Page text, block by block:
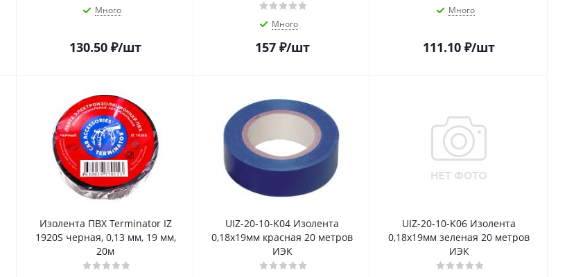
Много
130.50 ₽/шт
Много
157₽/шт
Много
111.10 ₽/шт
Изолента ПВХ Terminator IZ
1920S черная, 0,13 мм, 19 мм,
20м
UIZ-20-10-K04 Изолента
0,18х19мм красная 20 метров
ИЭК
UIZ-20-10-K06 Изолента
0,18х19мм зеленая 20 метров
ИЭК